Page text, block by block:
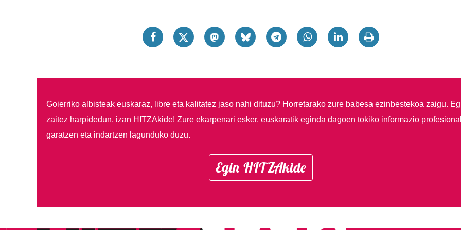
Goierriko albisteak euskaraz, libre eta kalitatez jaso nahi dituzu? Horretarako zure babesa ezinbestekoa zaigu.
zaitez harpidedun, izan HITZAkide! Zure ekarpenari esker, euskaratik eginda dagoen tokiko informazio
garatzen eta indartzen lagunduko duzu.
Egin HITZAkide